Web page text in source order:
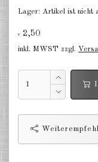
Gebäude
Ruinen 1:285
Zubehör für
Lager: Artikel ist nicht
€ 2,50
inkl. MWST zzgl.